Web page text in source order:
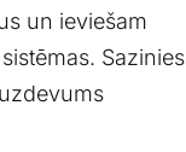
un ieviešam
Sazinies